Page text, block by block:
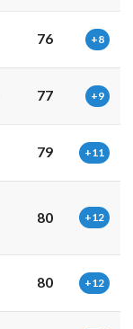
76 +8
77 +9
79 +11
80 +12
80 +12